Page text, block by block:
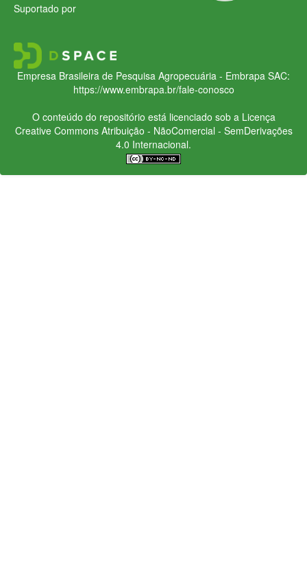
Suportado por
Empresa Brasileira de Pesquisa Agropecuária - Embrapa SAC:
https://www.embrapa.br/fale-conosco
O conteúdo do repositório está licenciado sob a Licença
Creative CommonsAtribuição - NãoComercial - SemDerivações
4.0 Internacional.